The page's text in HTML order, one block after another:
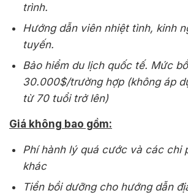
trình.
Hướng dẫn viên nhiệt tình, kinh
tuyến.
Bảo hiểm du lịch quốc tế. Mức
30.000$/trường hợp (không áp
từ 70 tuổi trở lên)
Giá không bao gồm:
Phí hành lý quá cước và các chi
khác
Tiền bồi dưỡng cho hướng dẫn